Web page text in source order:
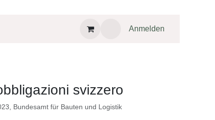
Anmelden
svizzero
Bundesamt für Bauten und Logistik